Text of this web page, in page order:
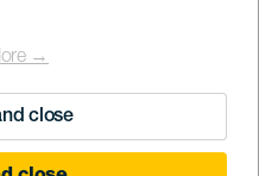
→
close